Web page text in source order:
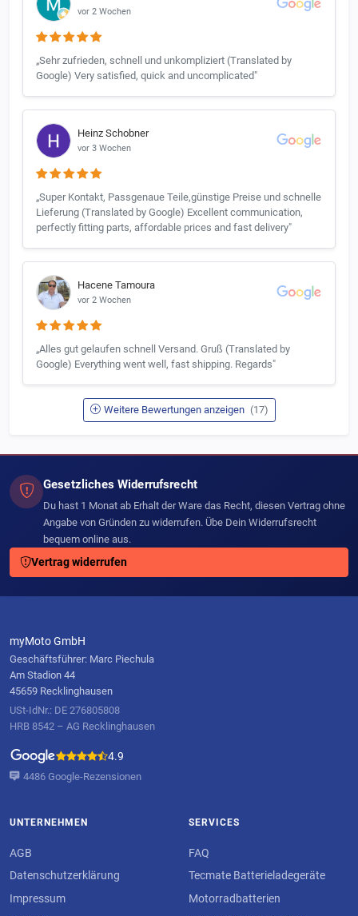
vor 2 Wochen
„Sehr zufrieden, schnell und unkompliziert (Translated by
Google) Very satisfied, quick and uncomplicated"
Heinz Schobner
vor 3 Wochen
„Super Kontakt, Passgenaue Teile,günstige Preise und schnelle
Lieferung (Translated by Google) Excellent communication,
perfectly fitting parts, affordable prices and fast delivery"
Hacene Tamoura
vor 2 Wochen
„Alles gut gelaufen schnell Versand. Gruß (Translated by
Google) Everything went well, fast shipping. Regards"
Weitere Bewertungen anzeigen (17)
Gesetzliches Widerrufsrecht
Du hast 1 Monat ab Erhalt der Ware das Recht, diesen Vertrag ohne
Angabe von Gründen zu widerrufen. Übe Dein Widerrufsrecht
bequem online aus.
Vertrag widerrufen
myMoto GmbH
Geschäftsführer: Marc Piechula
Am Stadion 44
45659 Recklinghausen
USt-IdNr.: DE 276805808
HRB 8542 – AG Recklinghausen
4.9
4486 Google-Rezensionen
UNTERNEHMEN
AGB
Datenschutzerklärung
Impressum
SERVICES
FAQ
Tecmate Batterieladegeräte
Motorradbatterien